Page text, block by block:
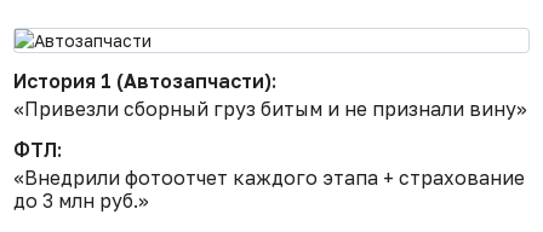
История 1 (Автозапчасти):
«Привезли сборный груз битым и не признали вину»
ФТЛ:
«Внедрили фотоотчет каждого этапа + страхование
до 3 млн руб.»